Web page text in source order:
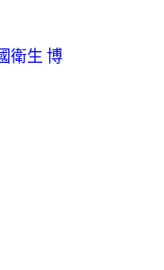
衛生 博